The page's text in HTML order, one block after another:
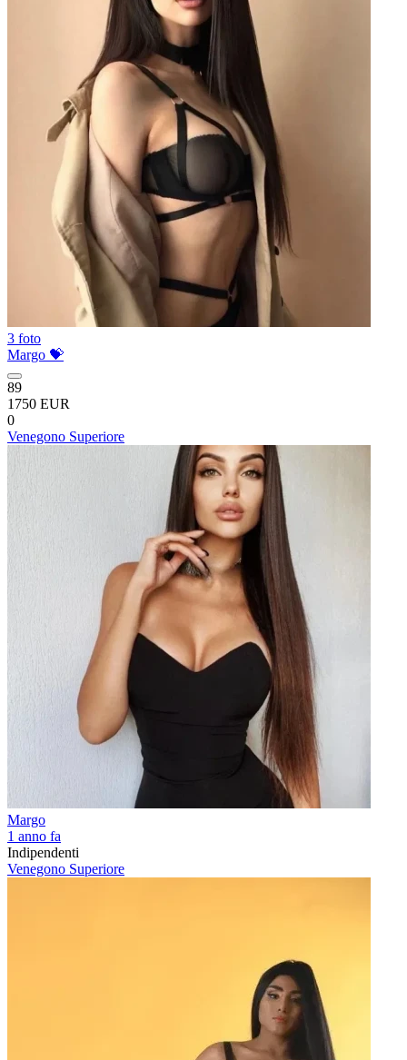
3 foto
Margo 💝
89
1750 EUR
0
Venegono Superiore
Margo
1 anno fa
Indipendenti
Venegono Superiore